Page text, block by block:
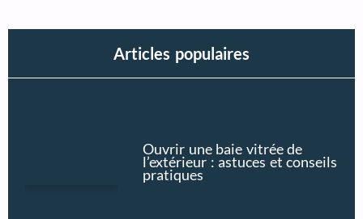
Articles populaires
Ouvrir une baie vitrée de
l’extérieur : astuces et conseils
pratiques